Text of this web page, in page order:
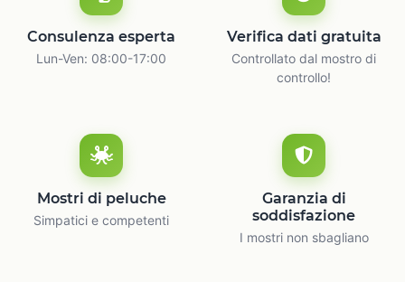
Consulenza esperta
Lun-Ven: 08:00-17:00
Verifica dati gratuita
Controllato dal mostro di
controllo!
Mostri di peluche
Simpatici e competenti
Garanzia di
soddisfazione
I mostri non sbagliano